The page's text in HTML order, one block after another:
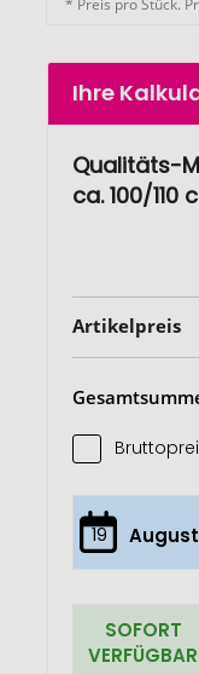
Ihre
Qualitäts-
ca. 100/110
Artikelpreis
19 August
SOFORT
VERFÜGBAR